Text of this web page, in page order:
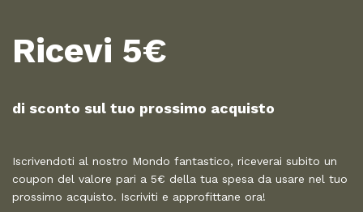
Ricevi 5€
di sconto sul tuo prossimo acquisto​
Iscrivendoti al nostro Mondo fantastico, riceverai subito un
coupon del valore pari a 5€ della tua spesa da usare nel tuo
prossimo acquisto. Iscriviti e approfittane ora!